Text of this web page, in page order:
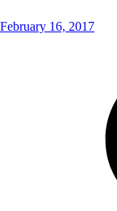
February 16, 2017